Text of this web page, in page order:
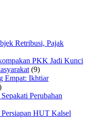
Retribusi, Pajak
PKK Jadi Kunci
(9)
Empat: Ikhtiar
Perubahan
HUT Kalsel